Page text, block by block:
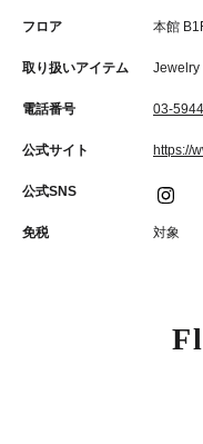
フロア 本館
取り扱いアイテム Jewelry
電話番号 03-
公式サイト https://
公式SNS
免税 対象